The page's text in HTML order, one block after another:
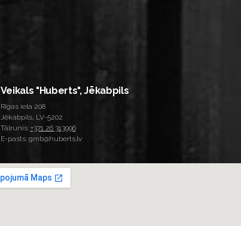
Veikals "Huberts", Jēkabpils
Rīgas iela 208
Jēkabpils, LV-5202
Tālrunis: +371 26 313996
E-pasts: gmb@huberts.lv